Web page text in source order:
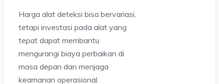
Harga alat deteksi bisa bervariasi,
tetapi investasi pada alat yang
tepat dapat membantu
mengurangi biaya perbaikan di
masa depan dan menjaga
keamanan operasional.